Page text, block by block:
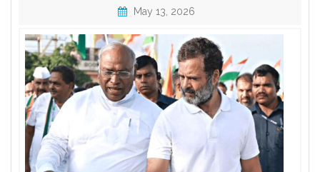
Jwala
Classifieds
Law
Gallery
May 13, 2026